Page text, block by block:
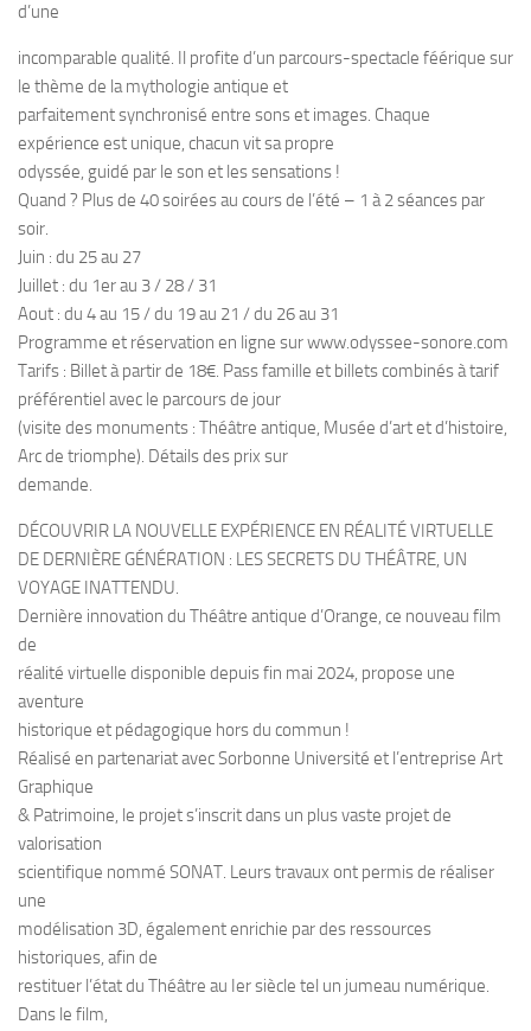
d’une
incomparable qualité. Il profite d’un parcours-spectacle féérique sur
le thème de la mythologie antique et
parfaitement synchronisé entre sons et images. Chaque
expérience est unique, chacun vit sa propre
odyssée, guidé par le son et les sensations !
Quand ? Plus de 40 soirées au cours de l’été – 1 à 2 séances par
soir.
Juin : du 25 au 27
Juillet : du 1er au 3 / 28 / 31
Aout : du 4 au 15 / du 19 au 21 / du 26 au 31
Programme et réservation en ligne sur www.odyssee-sonore.com
Tarifs : Billet à partir de 18€. Pass famille et billets combinés à tarif
préférentiel avec le parcours de jour
(visite des monuments : Théâtre antique, Musée d’art et d’histoire,
Arc de triomphe). Détails des prix sur
demande.
DÉCOUVRIR LA NOUVELLE EXPÉRIENCE EN RÉALITÉ VIRTUELLE
DE DERNIÈRE GÉNÉRATION : LES SECRETS DU THÉÂTRE, UN
VOYAGE INATTENDU.
Dernière innovation du Théâtre antique d’Orange, ce nouveau film
de
réalité virtuelle disponible depuis fin mai 2024, propose une
aventure
historique et pédagogique hors du commun !
Réalisé en partenariat avec Sorbonne Université et l’entreprise Art
Graphique
& Patrimoine, le projet s’inscrit dans un plus vaste projet de
valorisation
scientifique nommé SONAT. Leurs travaux ont permis de réaliser
une
modélisation 3D, également enrichie par des ressources
historiques, afin de
restituer l’état du Théâtre au Ier siècle tel un jumeau numérique.
Dans le film,